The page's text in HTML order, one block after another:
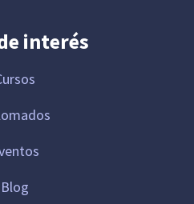
interés
Blog